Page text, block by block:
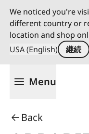
We noticed you're
different country or
location and shop
USA (English)
継続
Menu
Back